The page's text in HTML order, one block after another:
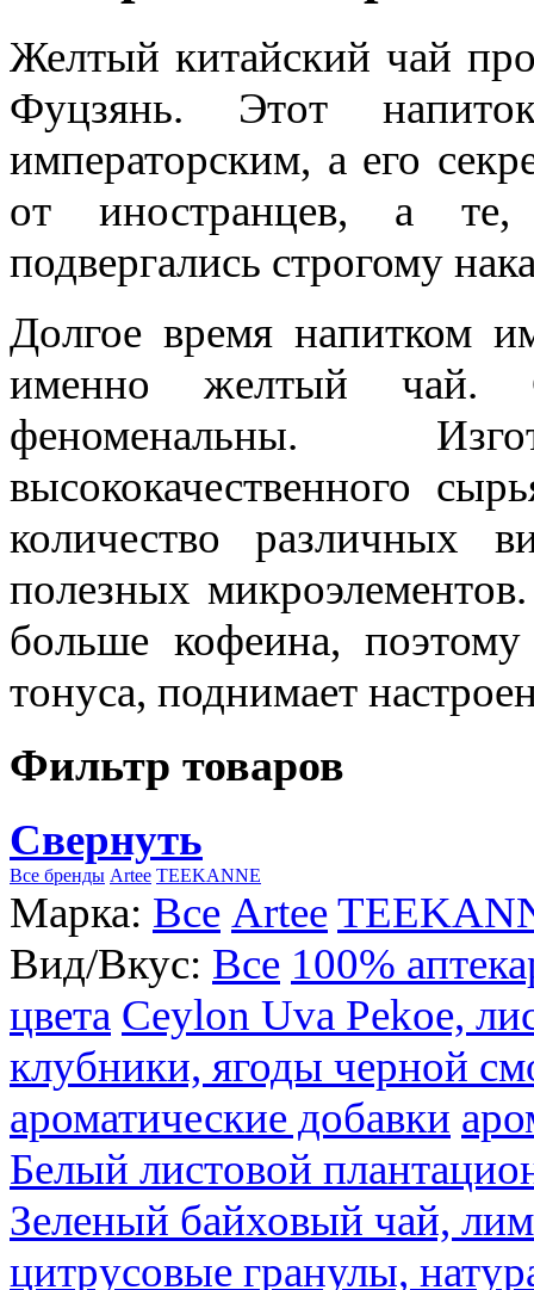
Желтый китайский чай
Фуцзянь. Этот
императорским, а его
от иностранцев, а
подвергались строгому
Долгое время напитком
именно желтый чай.
феноменальны.
высококачественного
количество различных
полезных
больше кофеина,
тонуса, поднимает
Фильтр товаров
Свернуть
Все бренды Artee TEEKANNE
Марка: Все Artee
Вид/Вкус: Все 100%
цвета Ceylon Uva Pekoe,
клубники, ягоды черной
ароматические добавки
Белый листовой
Зеленый байховый чай,
цитрусовые гранулы,